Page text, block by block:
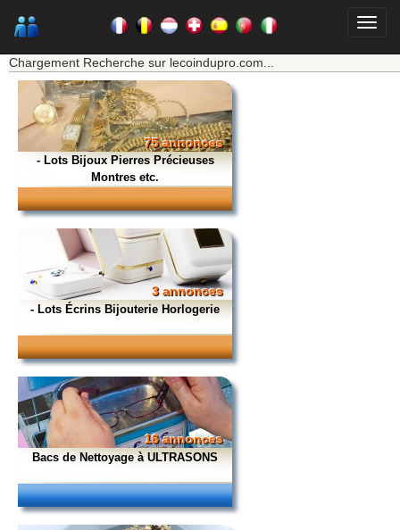
Chargement Recherche sur lecoindupro.com...
75 annonces
- Lots Bijoux Pierres Précieuses
Montres etc.
3 annonces
- Lots Écrins Bijouterie Horlogerie
16 annonces
Bacs de Nettoyage à ULTRASONS